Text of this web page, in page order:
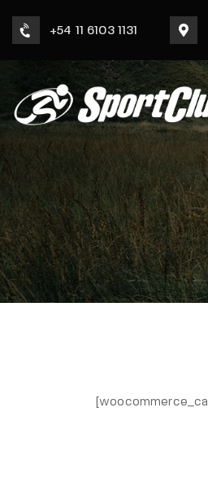
+54 11 6103 1131